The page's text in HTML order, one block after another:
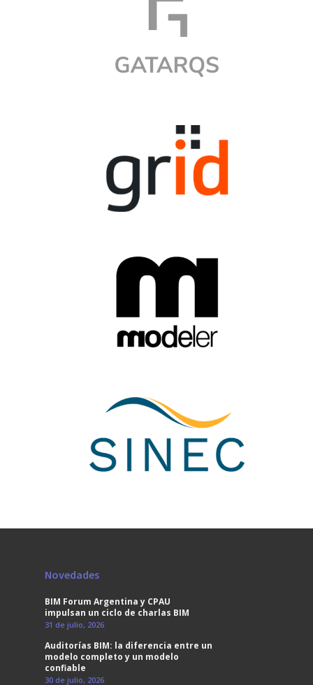
Novedades
BIM Forum Argentina y CPAU
impulsan un ciclo de charlas BIM
31 de julio, 2026
Auditorías BIM: la diferencia entre un
modelo completo y un modelo
confiable
30 de julio, 2026